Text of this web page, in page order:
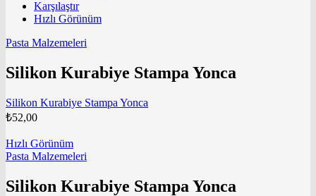
Karşılaştır
Hızlı Görünüm
Pasta Malzemeleri
Silikon Kurabiye Stampa Yonca
Silikon Kurabiye Stampa Yonca
₺52,00
Hızlı Görünüm
Pasta Malzemeleri
Silikon Kurabiye Stampa Yonca